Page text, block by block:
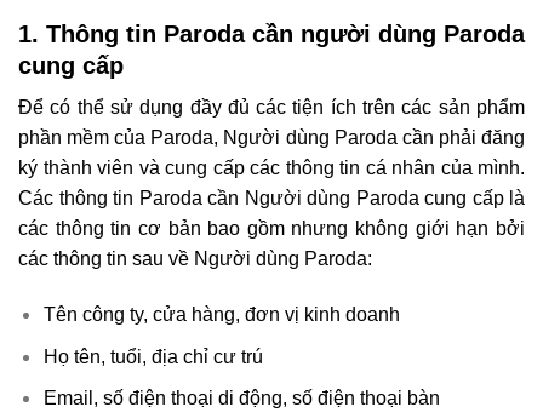
1. Thông tin Paroda cần người dùng Paroda
cung cấp
Để có thể sử dụng đầy đủ các tiện ích trên các sản phẩm
phần mềm của Paroda, Người dùng Paroda cần phải đăng
ký thành viên và cung cấp các thông tin cá nhân của mình.
Các thông tin Paroda cần Người dùng Paroda cung cấp là
các thông tin cơ bản bao gồm nhưng không giới hạn bởi
các thông tin sau về Người dùng Paroda:
Tên công ty, cửa hàng, đơn vị kinh doanh
Họ tên, tuổi, địa chỉ cư trú
Email, số điện thoại di động, số điện thoại bàn